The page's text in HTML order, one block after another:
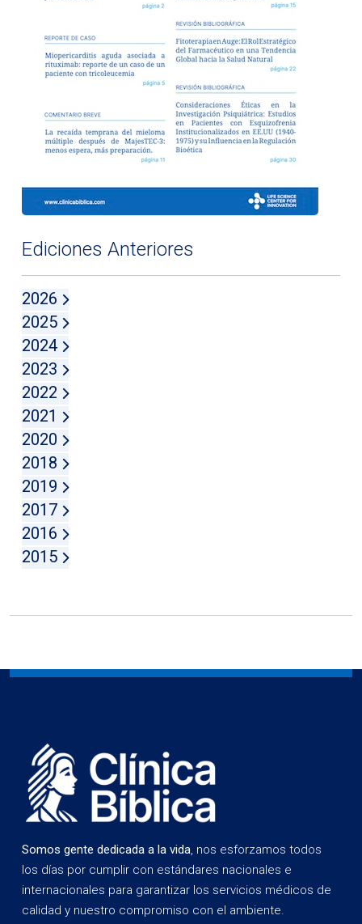
Ediciones Anteriores
2026
2025
2024
2023
2022
2021
2020
2018
2019
2017
2016
2015
Somos gente dedicada a la vida, nos esforzamos todos
los días por cumplir con estándares nacionales e
internacionales para garantizar los servicios médicos de
calidad y nuestro compromiso con el ambiente.